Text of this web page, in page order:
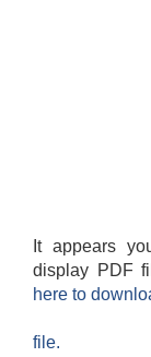
It appears
display PDF
here to
file.